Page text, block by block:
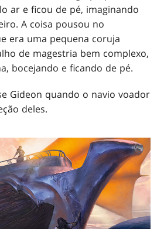
ar e ficou de pé, imaginando
A coisa pousou no
era uma pequena coruja
de magestria bem complexo,
bocejando e ficando de pé.
Gideon quando o navio voador
deles.